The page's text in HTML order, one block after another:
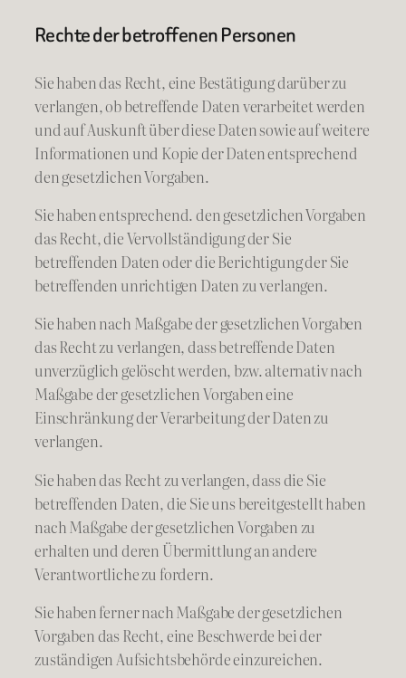
Rechte der betroffenen Personen
Sie haben das Recht, eine Bestätigung darüber zu
verlangen, ob betreffende Daten verarbeitet werden
und auf Auskunft über diese Daten sowie auf weitere
Informationen und Kopie der Daten entsprechend
den gesetzlichen Vorgaben.
Sie haben entsprechend. den gesetzlichen Vorgaben
das Recht, die Vervollständigung der Sie
betreffenden Daten oder die Berichtigung der Sie
betreffenden unrichtigen Daten zu verlangen.
Sie haben nach Maßgabe der gesetzlichen Vorgaben
das Recht zu verlangen, dass betreffende Daten
unverzüglich gelöscht werden, bzw. alternativ nach
Maßgabe der gesetzlichen Vorgaben eine
Einschränkung der Verarbeitung der Daten zu
verlangen.
Sie haben das Recht zu verlangen, dass die Sie
betreffenden Daten, die Sie uns bereitgestellt haben
nach Maßgabe der gesetzlichen Vorgaben zu
erhalten und deren Übermittlung an andere
Verantwortliche zu fordern.
Sie haben ferner nach Maßgabe der gesetzlichen
Vorgaben das Recht, eine Beschwerde bei der
zuständigen Aufsichtsbehörde einzureichen.